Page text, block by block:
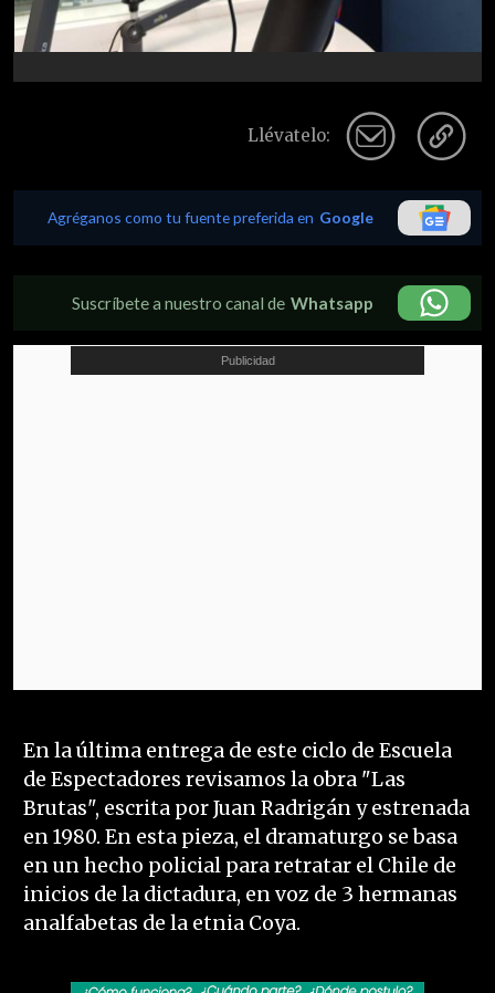
Llévatelo:
Agréganos como tu fuente preferida en Google
Suscríbete a nuestro canal de Whatsapp
En la última entrega de este ciclo de Escuela
de Espectadores revisamos la obra "Las
Brutas", escrita por Juan Radrigán y estrenada
en 1980. En esta pieza, el dramaturgo se basa
en un hecho policial para retratar el Chile de
inicios de la dictadura, en voz de 3 hermanas
analfabetas de la etnia Coya.